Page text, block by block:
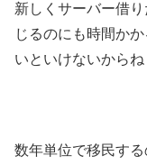
新しくサーバー借
じるのにも時間か
いといけないからね
数年単位で移民す